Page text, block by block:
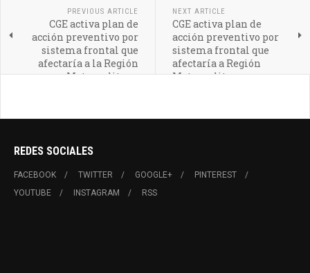
PREVIOUS ARTICLE
CGE activa plan de
acción preventivo por
sistema frontal que
afectaría a la Región
Metropolitana
NEXT ARTICLE
CGE activa plan de
acción preventivo por
sistema frontal que
afectaría a Región
Metropolitana
REDES SOCIALES
FACEBOOK TWITTER GOOGLE+
PINTEREST
YOUTUBE
INSTAGRAM RSS